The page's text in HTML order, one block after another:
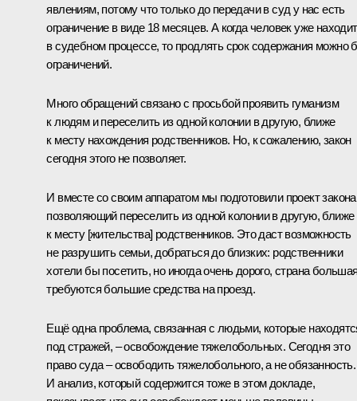
явлениям, потому что только до передачи в суд у нас есть
ограничение в виде 18 месяцев. А когда человек уже
в судебном процессе, то продлять срок содержания можно
ограничений.
Много обращений связано с просьбой проявить гуманизм
к людям и переселить из одной колонии в другую, ближе
к месту нахождения родственников. Но, к сожалению, закон
сегодня этого не позволяет.
И вместе со своим аппаратом мы подготовили проект
позволяющий переселить из одной колонии в другую, ближе
к месту [жительства] родственников. Это даст возможность
не разрушить семьи, добраться до близких: родственники
хотели бы посетить, но иногда очень дорого, страна
требуются большие средства на проезд.
Ещё одна проблема, связанная с людьми, которые
под стражей, – освобождение тяжелобольных. Сегодня это
право суда – освободить тяжелобольного, а не обязанность.
И анализ, который содержится тоже в этом докладе,